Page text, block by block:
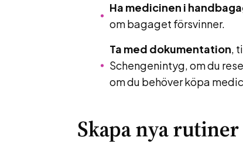
Ha medicinen i
om bagaget försvinner.
Ta med dokumentation,
Schengenintyg, om du
om du behöver köpa
Skapa nya rutiner